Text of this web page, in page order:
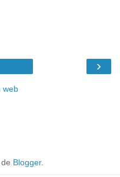
›
web
Blogger.